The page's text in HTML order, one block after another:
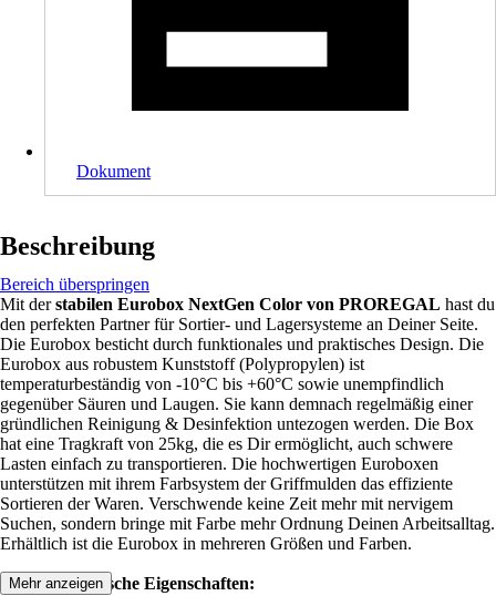
Dokument
Beschreibung
Bereich überspringen
Mit derstabilen Eurobox NextGen Color von PROREGAL hast du
den perfekten Partner für Sortier- und Lagersysteme an Deiner Seite.
Die Eurobox besticht durch funktionales und praktisches Design. Die
Eurobox aus robustem Kunststoff (Polypropylen) ist
temperaturbeständig von -10°C bis +60°C sowie unempfindlich
gegenüber Säuren und Laugen. Sie kann demnach regelmäßig einer
gründlichen Reinigung & Desinfektion untezogen werden. Die Box
hat eine Tragkraft von 25kg, die es Dir ermöglicht, auch schwere
Lasten einfach zu transportieren. Die hochwertigen Euroboxen
unterstützen mit ihrem Farbsystem der Griffmulden das effiziente
Sortieren der Waren. Verschwende keine Zeit mehr mit nervigem
Suchen, sondern bringe mit Farbe mehr Ordnung Deinen Arbeitsalltag.
Erhältlich ist die Eurobox in mehreren Größen und Farben.
Weitere technische Eigenschaften:
Mehr anzeigen